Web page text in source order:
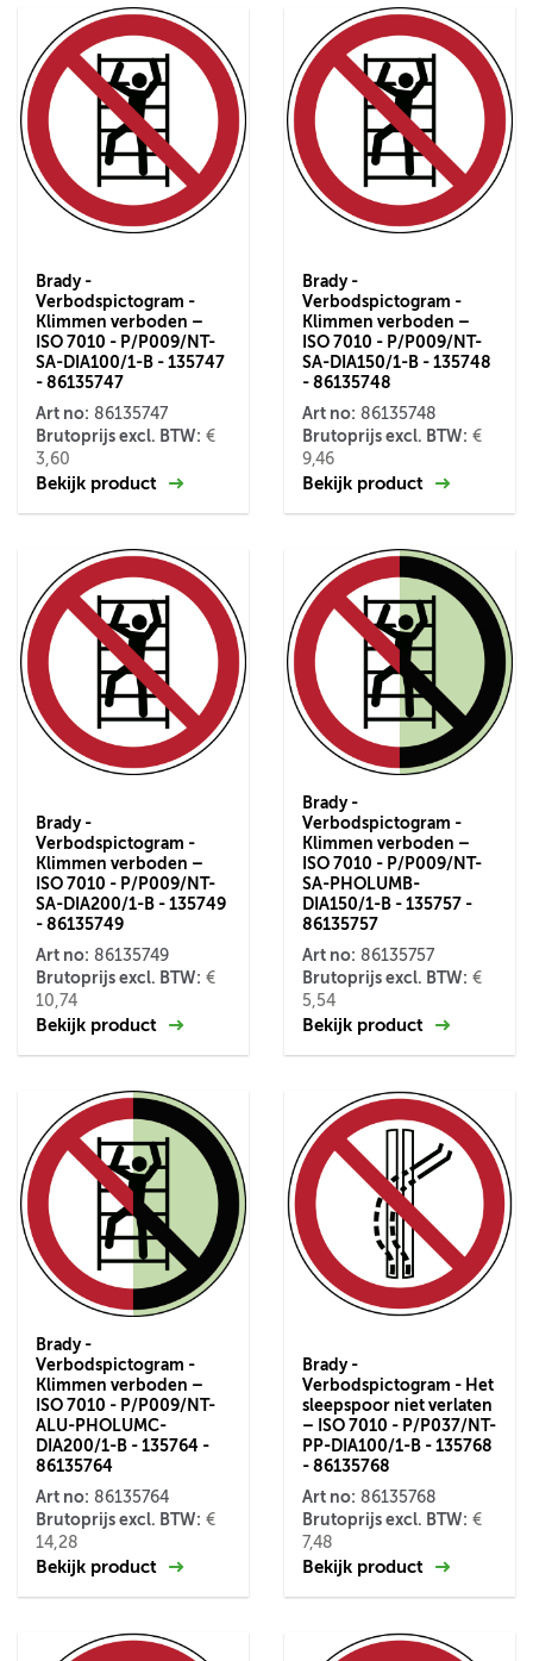
Brady -
Verbodspictogram -
Klimmen verboden –
ISO 7010 - P/P009/NT-
SA-DIA100/1-B - 135747
- 86135747
Art no: 86135747
Brutoprijs excl. BTW: €
3,60
Bekijk product
Brady -
Verbodspictogram -
Klimmen verboden –
ISO 7010 - P/P009/NT-
SA-DIA150/1-B - 135748
- 86135748
Art no: 86135748
Brutoprijs excl. BTW: €
9,46
Bekijk product
Brady -
Verbodspictogram -
Klimmen verboden –
ISO 7010 - P/P009/NT-
SA-DIA200/1-B - 135749
- 86135749
Art no: 86135749
Brutoprijs excl. BTW: €
10,74
Bekijk product
Brady -
Verbodspictogram -
Klimmen verboden –
ISO 7010 - P/P009/NT-
SA-PHOLUMB-
DIA150/1-B - 135757 -
86135757
Art no: 86135757
Brutoprijs excl. BTW: €
5,54
Bekijk product
Brady -
Verbodspictogram -
Klimmen verboden –
ISO 7010 - P/P009/NT-
ALU-PHOLUMC-
DIA200/1-B - 135764 -
86135764
Art no: 86135764
Brutoprijs excl. BTW: €
14,28
Bekijk product
Brady -
Verbodspictogram - Het
sleepspoor niet verlaten
– ISO 7010 - P/P037/NT-
PP-DIA100/1-B - 135768
- 86135768
Art no: 86135768
Brutoprijs excl. BTW: €
7,48
Bekijk product